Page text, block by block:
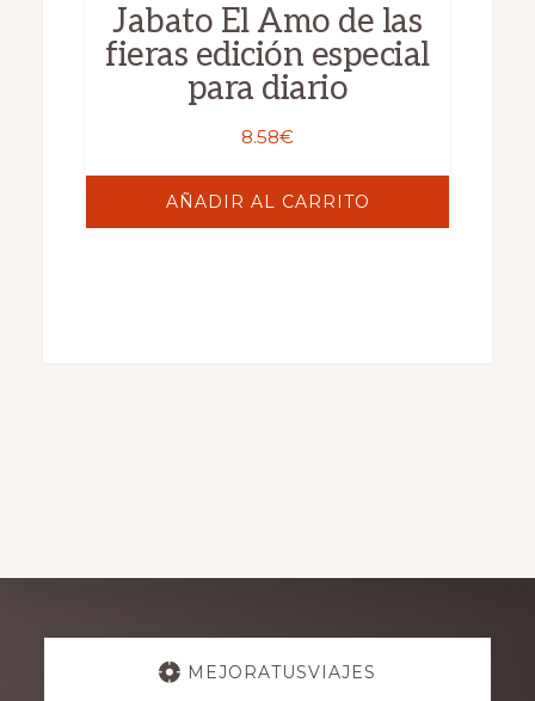
Jabato El Amo de las
fieras edición especial
para diario
8.58€
AÑADIR AL CARRITO
Explore
MEJORATUSVIAJES